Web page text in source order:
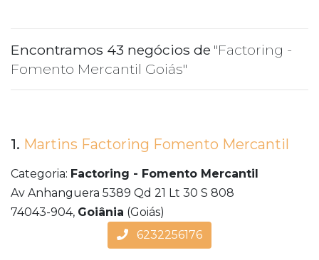
Encontramos 43 negócios de "Factoring -
Fomento Mercantil Goiás"
1. Martins Factoring Fomento Mercantil
Categoria: Factoring - Fomento Mercantil
Av Anhanguera 5389 Qd 21 Lt 30 S 808
74043-904, Goiânia (Goiás)
6232256176